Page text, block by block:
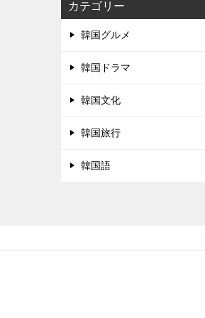
カテゴリー
韓国グルメ
韓国ドラマ
韓国文化
韓国旅行
韓国語